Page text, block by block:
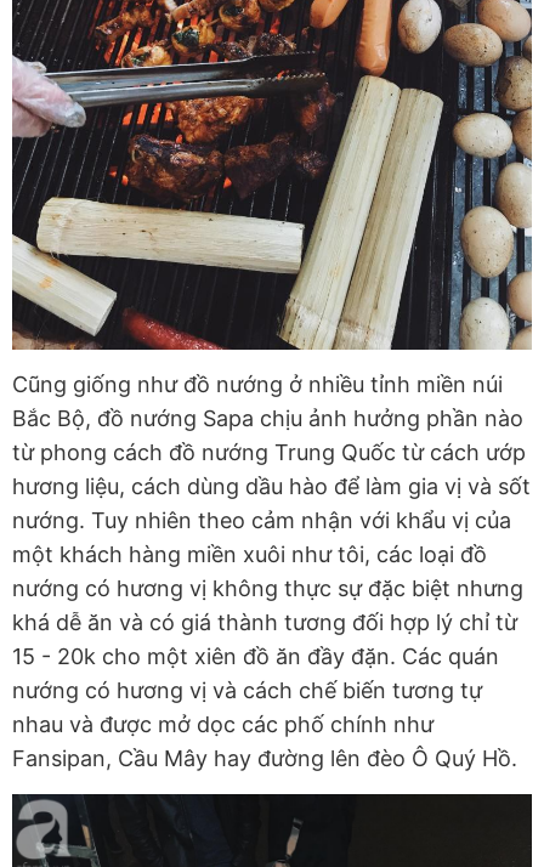
Cũng giống như đồ nướng ở nhiều tỉnh miền núi
Bắc Bộ, đồ nướng Sapa chịu ảnh hưởng phần nào
từ phong cách đồ nướng Trung Quốc từ cách ướp
hương liệu, cách dùng dầu hào để làm gia vị và sốt
nướng. Tuy nhiên theo cảm nhận với khẩu vị của
một khách hàng miền xuôi như tôi, các loại đồ
nướng có hương vị không thực sự đặc biệt nhưng
khá dễ ăn và có giá thành tương đối hợp lý chỉ từ
15 - 20k cho một xiên đồ ăn đầy đặn. Các quán
nướng có hương vị và cách chế biến tương tự
nhau và được mở dọc các phố chính như
Fansipan, Cầu Mây hay đường lên đèo Ô Quý Hồ.